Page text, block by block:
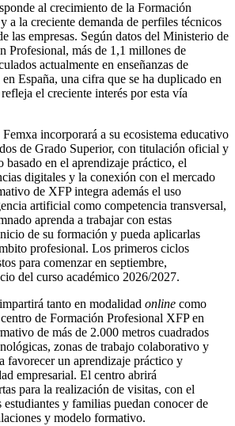
al crecimiento de la Formación
a la creciente demanda de perfiles técnicos
las empresas. Según datos del Ministerio de
Profesional, más de 1,1 millones de
actualmente en enseñanzas de
España, una cifra que se ha duplicado en
el creciente interés por esta vía
incorporará a su ecosistema educativo
de Grado Superior, con titulación oficial y
basado en el aprendizaje práctico, el
digitales y la conexión con el mercado
de XFP integra además el uso
artificial como competencia transversal,
aprenda a trabajar con estas
de su formación y pueda aplicarlas
profesional. Los primeros ciclos
para comenzar en septiembre,
del curso académico 2026/2027.
tanto en modalidad online como
de Formación Profesional XFP en
de más de 2.000 metros cuadrados
zonas de trabajo colaborativo y
favorecer un aprendizaje práctico y
empresarial. El centro abrirá
para la realización de visitas, con el
y familias puedan conocer de
y modelo formativo.